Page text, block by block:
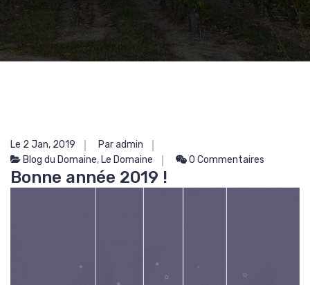
Le 2 Jan, 2019
Par admin
Blog du Domaine, Le Domaine 0 Commentaires
Bonne année 2019 !